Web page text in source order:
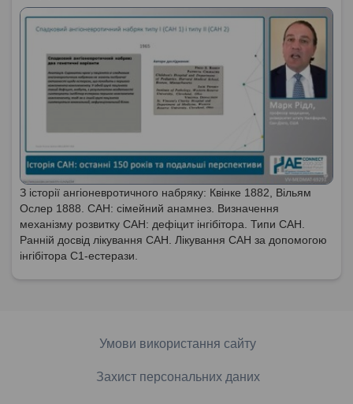
З історії ангіоневротичного набряку: Квінке 1882, Вільям
Ослер 1888. САН: сімейний анамнез. Визначення
механізму розвитку САН: дефіцит інгібітора. Типи САН.
Ранній досвід лікування САН. Лікування САН за допомогою
інгібітора С1-естерази.
Умови використання сайту
Захист персональних даних